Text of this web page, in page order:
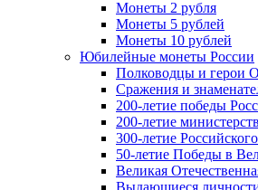
Монеты 2 рубля
Монеты 5 рублей
Монеты 10 рублей
Юбилейные монеты России
Полководцы и герои
Сражения и
200-летие победы
200-летие
300-летие
50-летие Победы в
Великая
Выдающиеся